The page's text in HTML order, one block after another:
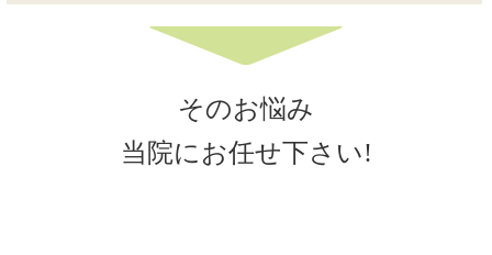
そのお悩み
当院にお任せ下さい!